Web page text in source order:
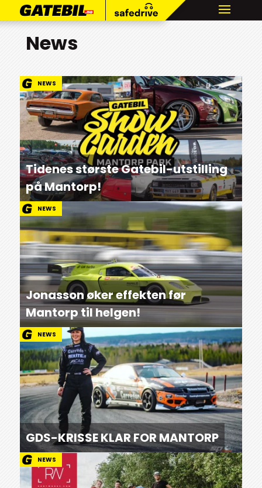
News
NEWS
Tidenes største Gatebil-utstilling
på Mantorp!
NEWS
Jonasson øker effekten før
Mantorp til helgen!
NEWS
GDS-KRISSE KLAR FOR MANTORP
NEWS